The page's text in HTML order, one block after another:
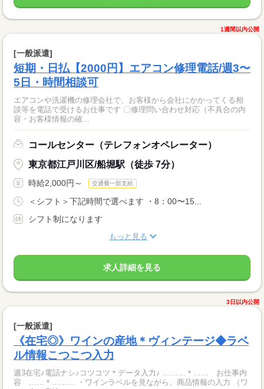
1週間以内公開
[一般派遣]
短期・日払【2000円】エアコン修理電話/週3〜
5日・時間相談可
エアコンや洗濯機の修理会社で、お客様から会社にかかってくる相
談等を電話で受けるお仕事です 〇修理問い合わせ対応（不具合の内
容・お客様情報の確...
コールセンター（テレフォンオペレーター）
東京都江戸川区/船堀駅（徒歩 7分）
時給2,000円～ 交通費一部支給
＜シフト＞下記時間で選べます ・8：00〜15...
シフト制になります
もっと見る
求人詳細を見る
3日以内公開
[一般派遣]
《在宅◎》ワインの産地＊ヴィンテージ◆ラベ
ル情報こつこつ入力
週3在宅♪電話ナシ♪コツコツ＊データ入力♪ ………＊…… お仕事内
容 ……＊……… ・ワインラベルを見ながら、商品情報の入力 （ワ